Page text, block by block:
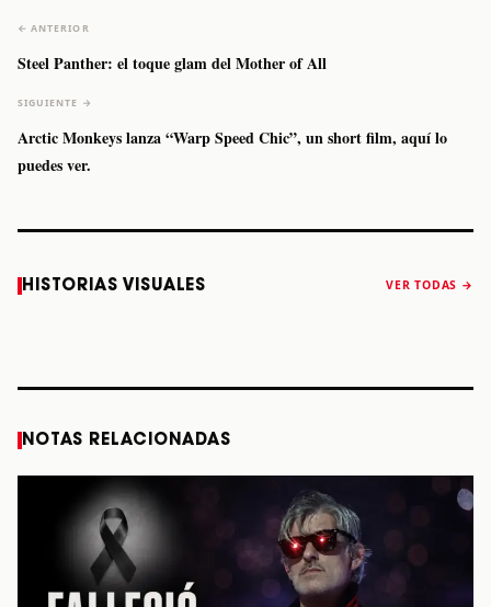
← ANTERIOR
Steel Panther: el toque glam del Mother of All
SIGUIENTE →
Arctic Monkeys lanza “Warp Speed Chic”, un short film, aquí lo
puedes ver.
HISTORIAS VISUALES VER TODAS →
a Monterrey el
Staiti, guitarrista
anuncia “Reality
NOTAS RELACIONADAS